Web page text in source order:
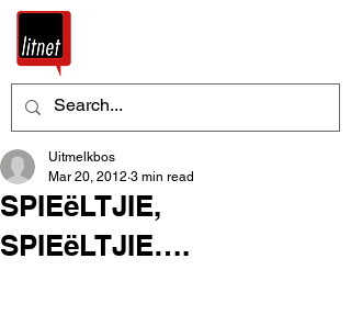
SPIEëLTJIE,
SPIEëLTJIE….
Uitmelkbos
Mar 20, 2012 3 min read